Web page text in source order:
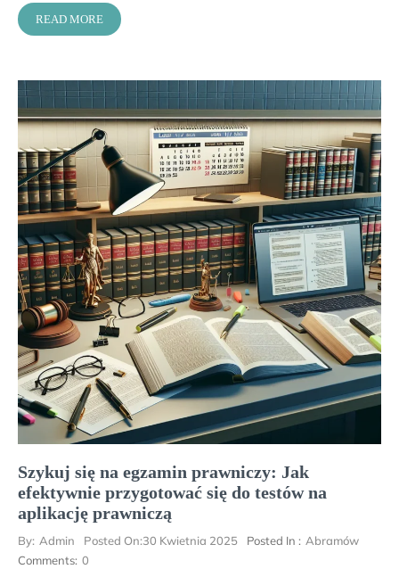
READ MORE
Szykuj się na egzamin prawniczy: Jak
efektywnie przygotować się do testów na
aplikację prawniczą
By: Admin Posted On:30 Kwietnia 2025 Posted In : Abramów
Comments: 0